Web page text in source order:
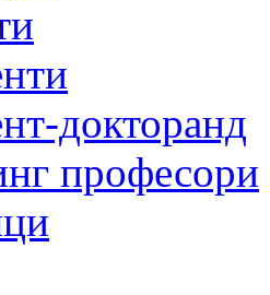
докторанд
професори